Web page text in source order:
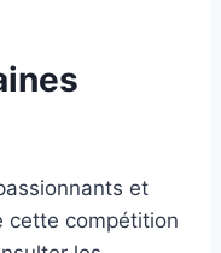
et
cette compétition